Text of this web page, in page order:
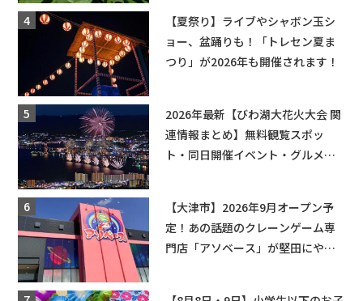
【夏祭り】ライブやシャボン玉シ
ョー、盆踊りも！「トレセン夏ま
つり」が2026年も開催されます！
2026年最新【びわ湖大花火大会 関
連情報まとめ】無料観覧スポッ
ト・同日開催イベント・グルメマ
【大津市】2026年9月オープン予
定！あの話題のクレーンゲーム専
門店「アソベース」が堅田にやっ